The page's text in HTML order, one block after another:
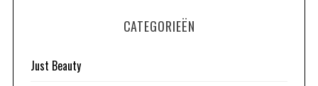
CATEGORIEËN
Just Beauty